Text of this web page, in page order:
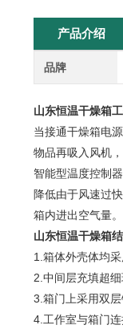
产品介绍
品牌
山东恒温干燥箱
当接通干燥箱电
物品再吸入风机
智能型温度控制
降低由于风速过
箱内进出空气量。
山东恒温干燥箱
1.箱体外壳体均
2.中间层充填超
3.箱门上采用双
4.工作室与箱门